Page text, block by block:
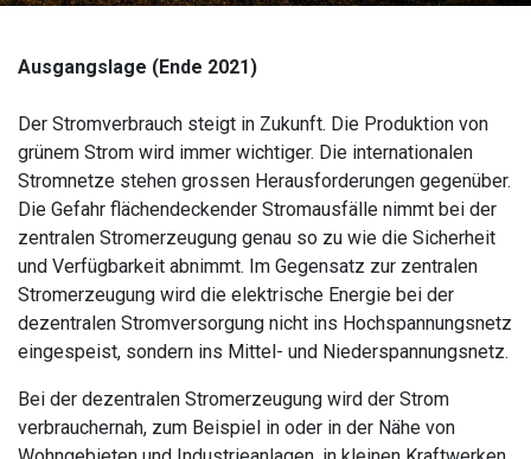
Ausgangslage (Ende 2021)
Der Stromverbrauch steigt in Zukunft. Die Produktion von
grünem Strom wird immer wichtiger. Die internationalen
Stromnetze stehen grossen Herausforderungen gegenüber.
Die Gefahr flächendeckender Stromausfälle nimmt bei der
zentralen Stromerzeugung genau so zu wie die Sicherheit
und Verfügbarkeit abnimmt. Im Gegensatz zur zentralen
Stromerzeugung wird die elektrische Energie bei der
dezentralen Stromversorgung nicht ins Hochspannungsnetz
eingespeist, sondern ins Mittel- und Niederspannungsnetz.
Bei der dezentralen Stromerzeugung wird der Strom
verbrauchernah, zum Beispiel in oder in der Nähe von